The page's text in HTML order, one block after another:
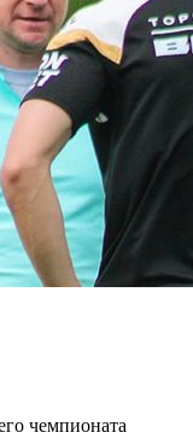
чемпионата